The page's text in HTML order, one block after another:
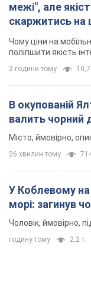
межі", але
скаржитись на
Чому ціни на
поліпшити якість
2 години тому 10,7
В окупованій
валить чорний
Місто, ймовірно,
26 хвилин тому
У Коблевому на
морі: загинув
Чоловік, ймовірно,
годину тому 2,2 т.